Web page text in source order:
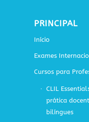
PRINCIPAL
Início
Exames
Cursos para
CLIL
prática
bilíngues